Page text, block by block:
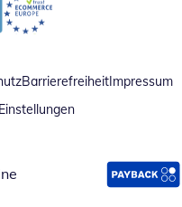
Fenster
Öffnet in neuem Fenster
BarrierefreiheitImpressum